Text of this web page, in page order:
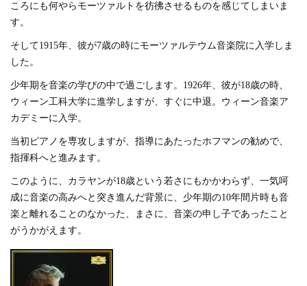
ころにも何やらモーツァルトを彷彿させるものを感じてしまいま
す。
そして1915年、彼が7歳の時にモーツァルテウム音楽院に入学しま
した。
少年期を音楽の学びの中で過ごします。1926年、彼が18歳の時、
ウィーン工科大学に進学しますが、すぐに中退。ウィーン音楽ア
カデミーに入学。
当初ピアノを専攻しますが、指導にあたったホフマンの勧めで、
指揮科へと進みます。
このように、カラヤンが18歳という若さにもかかわらず、一気呵
成に音楽の高みへと突き進んだ背景に、少年期の10年間片時も音
楽と離れることのなかった、まさに、音楽の申し子であったこと
がうかがえます。